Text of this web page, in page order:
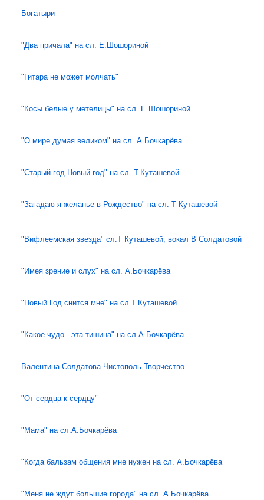
Богатыри
"Два причала" на сл. Е.Шошориной
"Гитара не может молчать"
"Косы белые у метелицы" на сл. Е.Шошориной
"О мире думая великом" на сл. А.Бочкарёва
"Старый год-Новый год" на сл. Т.Куташевой
"Загадаю я желанье в Рождество" на сл. Т Куташевой
"Вифлеемская звезда" сл.Т Куташевой, вокал В Солдатовой
"Имея зрение и слух" на сл. А.Бочкарёва
"Новый Год снится мне" на сл.Т.Куташевой
"Какое чудо - эта тишина" на сл.А.Бочкарёва
Валентина Солдатова Чистополь Творчество
"От сердца к сердцу"
"Мама" на сл.А.Бочкарёва
"Когда бальзам общения мне нужен на сл. А.Бочкарёва
"Меня не ждут большие города" на сл. А.Бочкарёва